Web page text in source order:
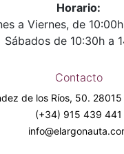
Horario:
a Viernes, de
Sábados de 10:30h a
Contacto
de los Ríos, 50.
(+34) 915 439 441